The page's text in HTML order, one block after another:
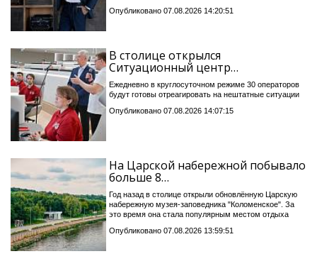
Опубликовано 07.08.2026 14:20:51
В столице открылся
Ситуационный центр…
Ежедневно в круглосуточном режиме 30 операторов
будут готовы отреагировать на нештатные ситуации
Опубликовано 07.08.2026 14:07:15
На Царской набережной побывало
больше 8…
Год назад в столице открыли обновлённую Царскую
набережную музея-заповедника "Коломенское". За
это время она стала популярным местом отдыха
Опубликовано 07.08.2026 13:59:51